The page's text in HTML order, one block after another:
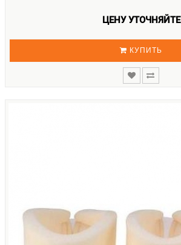
ЦЕНУ УТОЧНЯЙТЕ
КУПИТЬ